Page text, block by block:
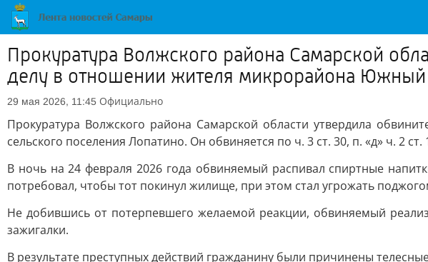
Прокуратура Волжского района Самарской
делу в отношении жителя микрорайона Южный
29 мая 2026, 11:45 Официально
Прокуратура Волжского района Самарской области утвердила
сельского поселения Лопатино. Он обвиняется по ч. 3 ст. 30, п. «д» ч. 2
В ночь на 24 февраля 2026 года обвиняемый распивал спиртные
потребовал, чтобы тот покинул жилище, при этом стал угрожать
Не добившись от потерпевшего желаемой реакции, обвиняемый
зажигалки.
В результате преступных действий гражданину были причинены